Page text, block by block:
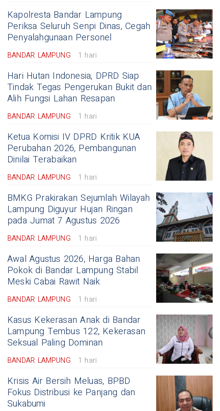
Kapolresta Bandar Lampung
Periksa Seluruh Senpi Dinas, Cegah
Penyalahgunaan Personel
BANDAR LAMPUNG 1 hari
Hari Hutan Indonesia, DPRD Siap
Tindak Tegas Pengerukan Bukit dan
Alih Fungsi Lahan Resapan
BANDAR LAMPUNG 1 hari
Ketua Komisi IV DPRD Kritik KUA
Perubahan 2026, Pembangunan
Dinilai Terabaikan
BANDAR LAMPUNG 1 hari
BMKG Prakirakan Sejumlah Wilayah
Lampung Diguyur Hujan Ringan
pada Jumat 7 Agustus 2026
BANDAR LAMPUNG 1 hari
Awal Agustus 2026, Harga Bahan
Pokok di Bandar Lampung Stabil
Meski Cabai Rawit Naik
BANDAR LAMPUNG 1 hari
Kasus Kekerasan Anak di Bandar
Lampung Tembus 122, Kekerasan
Seksual Paling Dominan
BANDAR LAMPUNG 1 hari
Krisis Air Bersih Meluas, BPBD
Fokus Distribusi ke Panjang dan
Sukabumi